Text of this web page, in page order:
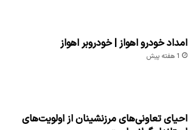
امداد خودرو اهواز | خودروبر اهواز
1 هفته پیش
احیای تعاونی‌های مرزنشینان از اولویت‌های